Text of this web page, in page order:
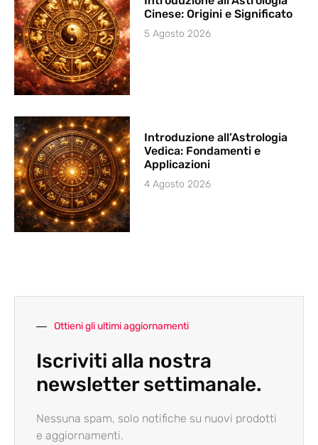
Cinese: Origini e Significato
5 Agosto 2026
Introduzione all’Astrologia
Vedica: Fondamenti e
Applicazioni
4 Agosto 2026
Ottieni gli ultimi aggiornamenti
Iscriviti alla nostra
newsletter settimanale.
Nessuna spam, solo notifiche su nuovi prodotti
e aggiornamenti.